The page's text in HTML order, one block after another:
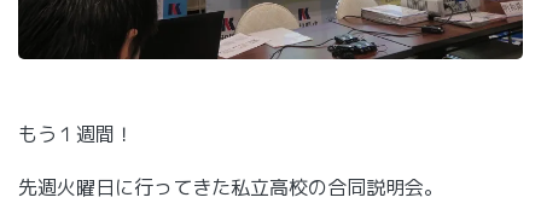
もう１週間！
先週火曜日に行ってきた私立高校の合同説明会。